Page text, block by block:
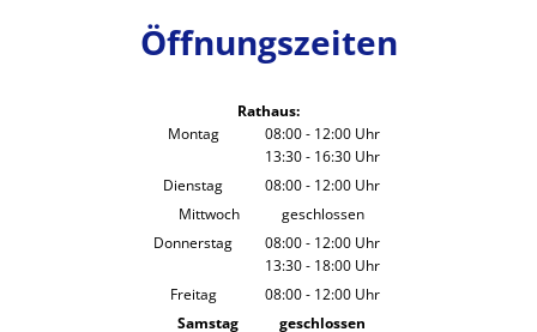
Öffnungszeiten
Rathaus:
Montag
08:00- 12:00 Uhr
Von 08:00 bis 12:00 Uhr
13:30- 16:30 Uhr
Von 13:30 bis 16:30 Uhr
Dienstag 08:00- 12:00 Uhr
Von 08:00 bis 12:00 Uhr
Mittwoch
geschlossen
Donnerstag
08:00- 12:00 Uhr
Von 08:00 bis 12:00 Uhr
13:30- 18:00 Uhr
Von 13:30 bis 18:00 Uhr
Freitag 08:00- 12:00 Uhr
Von 08:00 bis 12:00 Uhr
Samstag geschlossen